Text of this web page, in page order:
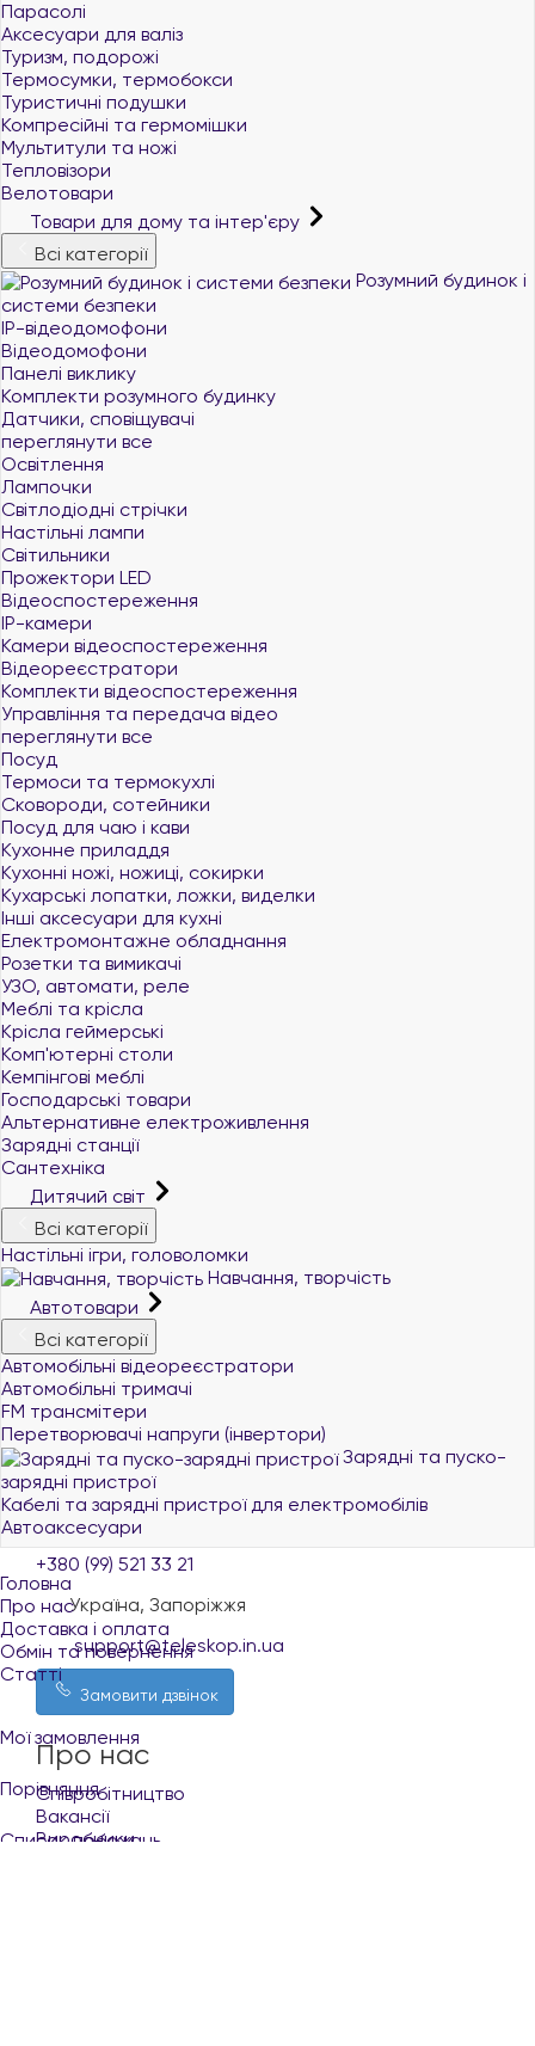
Парасолі
Аксесуари для валіз
Туризм, подорожі
Термосумки, термобокси
Туристичні подушки
Компресійні та гермомішки
Мультитули та ножі
Тепловізори
Велотовари
Товари для дому та інтер'єру
Всі категорії
Розумний будинок і
системи безпеки
IP-відеодомофони
Відеодомофони
Панелі виклику
Комплекти розумного будинку
Датчики, сповіщувачі
переглянути все
Освітлення
Лампочки
Світлодіодні стрічки
Настільні лампи
Світильники
Прожектори LED
Відеоспостереження
IP-камери
Камери відеоспостереження
Відеореєстратори
Комплекти відеоспостереження
Управління та передача відео
переглянути все
Посуд
Термоси та термокухлі
Сковороди, сотейники
Посуд для чаю і кави
Кухонне приладдя
Кухонні ножі, ножиці, сокирки
Кухарські лопатки, ложки, виделки
Інші аксесуари для кухні
Електромонтажне обладнання
Розетки та вимикачі
УЗО, автомати, реле
Меблі та крісла
Крісла геймерські
Комп'ютерні столи
Кемпінгові меблі
Господарські товари
Альтернативне електроживлення
Зарядні станції
Сантехніка
Дитячий світ
Всі категорії
Настільні ігри, головоломки
Навчання, творчість
Автотовари
Всі категорії
Автомобільні відеореєстратори
Автомобільні тримачі
FM трансмітери
Перетворювачі напруги (інвертори)
Зарядні та пуско-
зарядні пристрої
Кабелі та зарядні пристрої для електромобілів
Автоаксесуари
Головна
Про нас
Доставка і оплата
Обмін та повернення
Статті
Мої замовлення
Порівняння
Список побажань
+380 (96) 521 33 21
+380 (73) 521 33 21
+380 (99) 521 33 21
Україна, Запоріжжя
support@teleskop.in.ua
Замовити дзвінок
Про нас
Співробітництво
Вакансії
Виробники